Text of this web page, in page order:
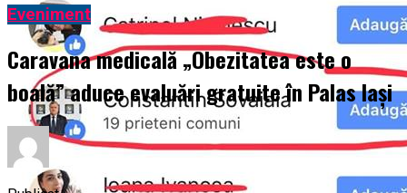
Eveniment
Caravana medicală „Obezitatea este o
boală” aduce evaluări gratuite în Palas Iași